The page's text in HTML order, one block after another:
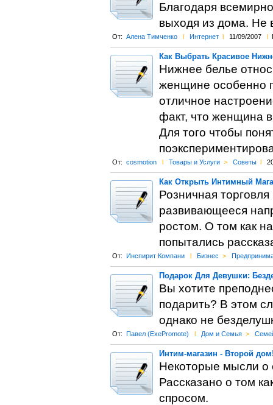
Благодаря
выходя из дома. Не
От: Алена Тимченко l Интернет l 11/09/2007 l
Как Выбрать Красивое
Нижнее белье
женщине особенно
отличное
факт, что женщина
Для того чтобы
От: cosmotion l Товары и Услуги > Советы l
Как Открыть Интимный
Розничная
развивающееся
ростом. О том как
попытались
От: Инспирит Компани l Бизнес >
Подарок Для Девушки:
Вы хотите
подарить? В этом
однако не
От: Павел (ExePromote) l Дом и Семья >
Интим-магазин - Второй
Некоторые мысли о
Рассказано о том
спросом.